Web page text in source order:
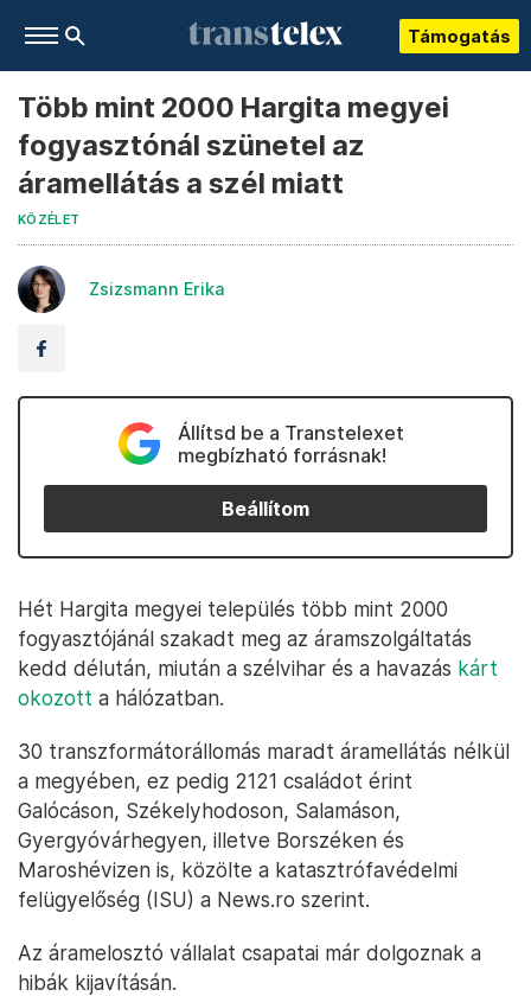
Támogatás
Több mint 2000 Hargita megyei
fogyasztónál szünetel az
áramellátás a szél miatt
KÖZÉLET
Zsizsmann Erika
Állítsd be a Transtelexet
megbízható forrásnak!
Beállítom
Hét Hargita megyei település több mint 2000
fogyasztójánál szakadt meg az áramszolgáltatás
kedd délután, miután a szélvihar és a havazás kárt
okozott a hálózatban.
30 transzformátorállomás maradt áramellátás nélkül
a megyében, ez pedig 2121 családot érint
Galócáson, Székelyhodoson, Salamáson,
Gyergyóvárhegyen, illetve Borszéken és
Maroshévizen is, közölte a katasztrófavédelmi
felügyelőség (ISU) a News.ro szerint.
Az áramelosztó vállalat csapatai már dolgoznak a
hibák kijavításán.